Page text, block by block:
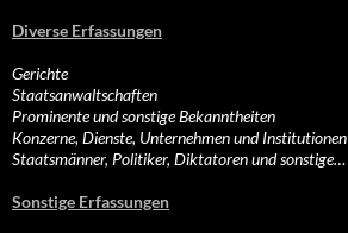
Diverse Erfassungen
Gerichte
Staatsanwaltschaften
Prominente und sonstige Bekanntheiten
Konzerne, Dienste, Unternehmen und Institutionen
Staatsmänner, Politiker, Diktatoren und sonstige…
Sonstige Erfassungen